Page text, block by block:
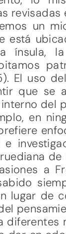
revisadas
un
está
ínsula,
El uso
que se
del
en
e
a
lugar de